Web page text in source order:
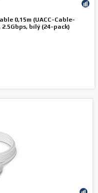
0,15m (UACC-Cable-
bílý (24-pack)